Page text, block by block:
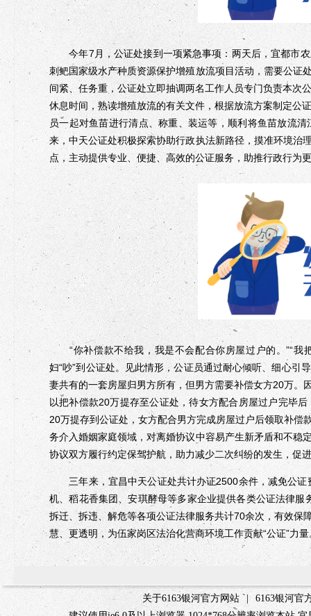
今年7月，公证处接到一项紧急事项：两天后，宜都市农
刺鲃国家级水产种质资源保护增殖放流项目活动，需要公证
间紧、任务重，公证处立即抽调两名工作人员专门负责本次
休息时间，熟读增殖放流的有关文件，根据放流方案制定公
员一起对鱼苗进行清点、称重、装运等，顺利将鱼苗放流
来，中天公证处积极探索协助行政执法新路径，摸准环境治
点，主动提供专业、便捷、高效的公证服务，助推行政行为
“你补偿款不给我，我是不会配合你房屋过户的。”“我
妇“吵”到公证处。见此情形，公证员通过耐心倾听、细心
妻共有的一套房屋归男方所有，但男方需要补偿女方20万
以把补偿款20万提存至公证处，待女方配合房屋过户完毕
20万提存到公证处，女方配合男方完成房屋过户后领取补
务介入婚姻家庭领域，对离婚协议中容易产生新矛盾和不稳
协议双方履行约定保驾护航，助力减少二次纠纷的发生，促
三年来，宜昌中天公证处共计办证2500余件，减免公证
机、稻花香集团、安琪酵母等多家企业提供各类公证法律
拆迁、拆违、解危等各项公证法律服务共计70余次，有效
慧、更透明，为伍家岗区法治化营商环境工作贡献“公证”力
关于6163银河官方网站
6163银河官